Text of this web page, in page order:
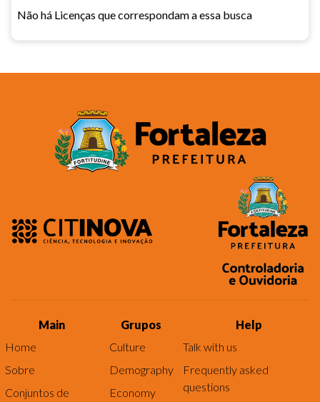
Não há Licenças que correspondam a essa busca
Main
Home
Sobre
Conjuntos de
Grupos
Culture
Demography
Economy
Help
Talk with us
Frequently asked
questions